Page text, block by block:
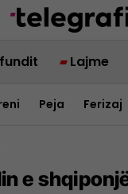
Lajme
Peja Ferizaj
e